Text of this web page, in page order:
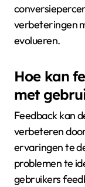
verbeteringen
evolueren.
Hoe kan
met
Feedback kan
verbeteren
ervaringen te
problemen te
gebruikers